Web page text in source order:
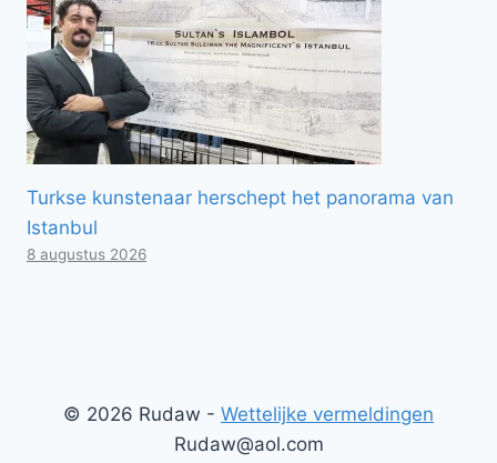
Turkse kunstenaar herschept het panorama van
Istanbul
8 augustus 2026
© 2026 Rudaw - Wettelijke vermeldingen
Rudaw@aol.com